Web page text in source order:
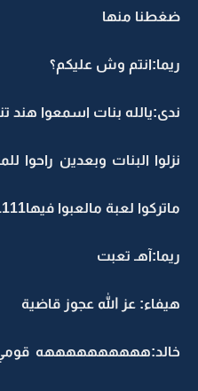
ضغطنا منها
ريما:انتم وش عليكم؟
ندى:يالله بنات اسمعوا هند
نزلوا البنات وبعدين راحوا
ماتركوا لعبة مالعبوا فيها1111
ريما:آهـ تعبت
هيفاء: عز الله عجوز قاضية
خالد:ههههههههههه قومي